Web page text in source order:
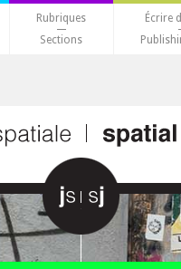
Rubriques
Sections
Écrire